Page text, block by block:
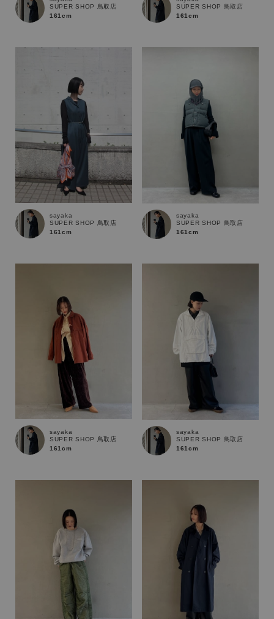
SUPER SHOP 鳥取店
161cm
SUPER SHOP 鳥取店
161cm
sayaka
SUPER SHOP 鳥取店
161cm
sayaka
SUPER SHOP 鳥取店
161cm
sayaka
SUPER SHOP 鳥取店
161cm
sayaka
SUPER SHOP 鳥取店
161cm